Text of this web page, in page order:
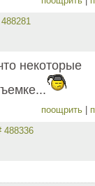
некоторые
поощрить
488336